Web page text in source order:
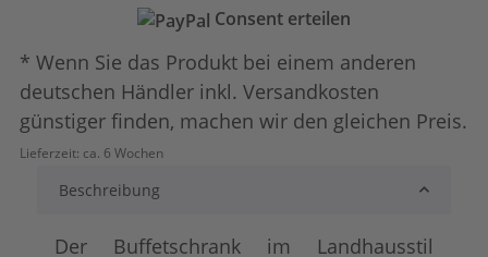
Consent erteilen
* Wenn Sie das Produkt bei einem anderen
deutschen Händler inkl. Versandkosten
günstiger finden, machen wir den gleichen Preis.
Lieferzeit: ca. 6 Wochen
Beschreibung
Der Buffetschrank im Landhausstil